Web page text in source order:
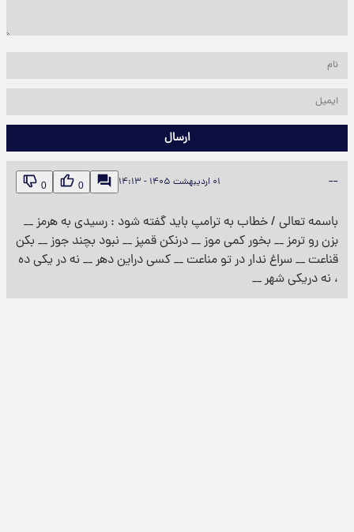
ارسال
باسمه تعالی / خطاب به ترامپ باید گفته شود : رسیدی به هرمز __
بزن رو ترمز __ بخور کمی موز __ درنکن قمپز __ نبود بچند جوز __ بکن
قناعت __ سراغ ندار در تو مناعت __ کسی دراین دهر __ نه در یکی ده
، نه دریکی شهر __